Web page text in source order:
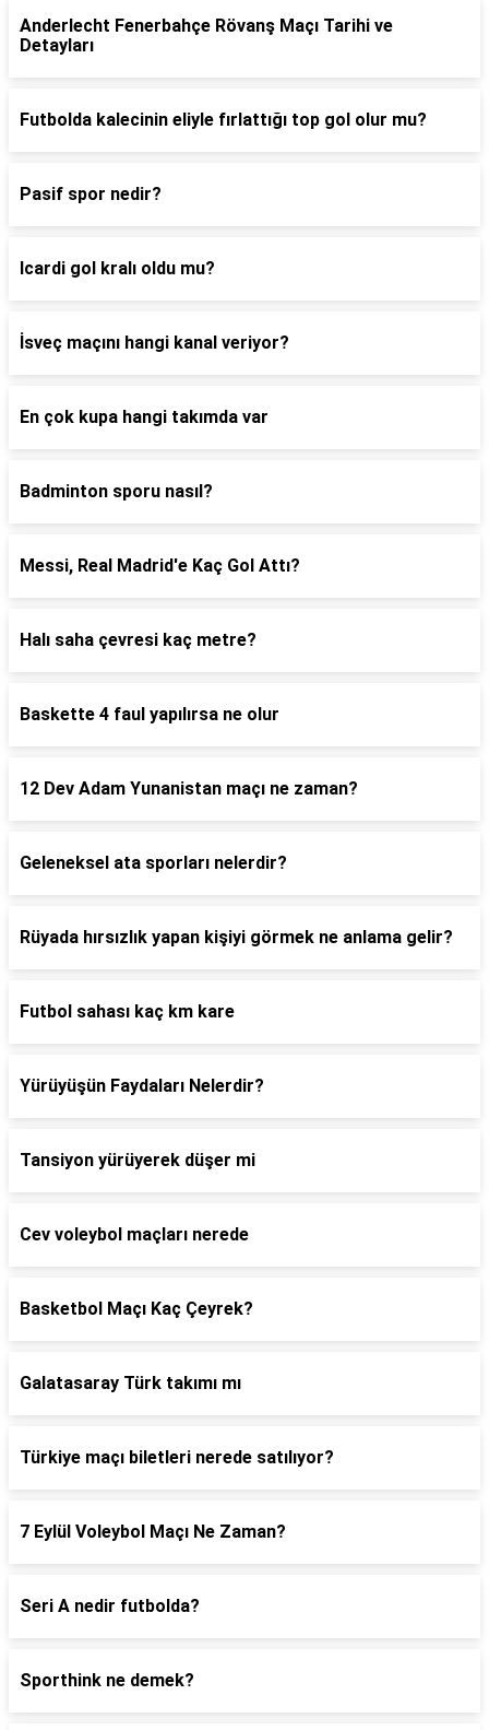
Anderlecht Fenerbahçe Rövanş Maçı Tarihi ve
Detayları
Futbolda kalecinin eliyle fırlattığı top gol olur mu?
Pasif spor nedir?
Icardi gol kralı oldu mu?
İsveç maçını hangi kanal veriyor?
En çok kupa hangi takımda var
Badminton sporu nasıl?
Messi, Real Madrid'e Kaç Gol Attı?
Halı saha çevresi kaç metre?
Baskette 4 faul yapılırsa ne olur
12 Dev Adam Yunanistan maçı ne zaman?
Geleneksel ata sporları nelerdir?
Rüyada hırsızlık yapan kişiyi görmek ne anlama gelir?
Futbol sahası kaç km kare
Yürüyüşün Faydaları Nelerdir?
Tansiyon yürüyerek düşer mi
Cev voleybol maçları nerede
Basketbol Maçı Kaç Çeyrek?
Galatasaray Türk takımı mı
Türkiye maçı biletleri nerede satılıyor?
7 Eylül Voleybol Maçı Ne Zaman?
Seri A nedir futbolda?
Sporthink ne demek?